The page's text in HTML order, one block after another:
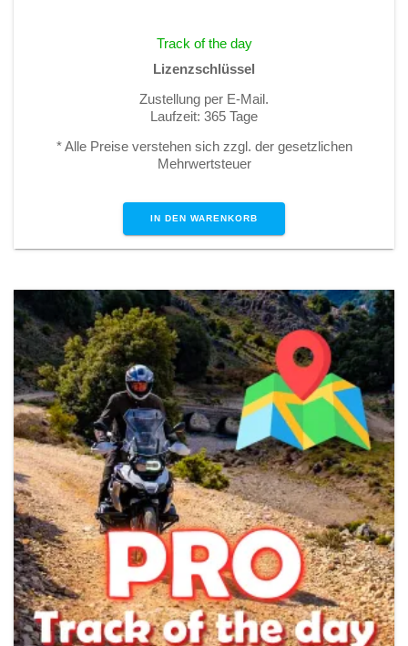
Track of the day
Lizenzschlüssel
Zustellung per E-Mail.
Laufzeit: 365 Tage
* Alle Preise verstehen sich zzgl. der gesetzlichen
Mehrwertsteuer
IN DEN WARENKORB